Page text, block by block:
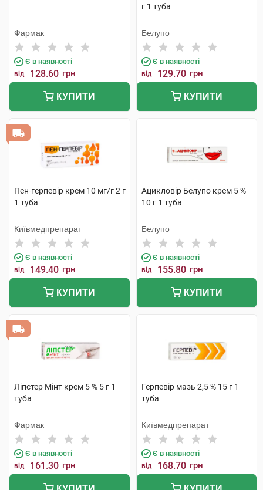
Фармак
Є в наявності
від 128.60 грн
КУПИТИ
г 1 туба
Белупо
Є в наявності
від 129.70 грн
КУПИТИ
Пен-герпевір крем 10 мг/г 2 г
1 туба
Київмедпрепарат
Є в наявності
від 149.40 грн
КУПИТИ
Ацикловір Белупо крем 5 %
10 г 1 туба
Белупо
Є в наявності
від 155.80 грн
КУПИТИ
Ліпстер Мінт крем 5 % 5 г 1
туба
Фармак
Є в наявності
від 161.30 грн
Герпевір мазь 2,5 % 15 г 1
туба
Київмедпрепарат
Є в наявності
від 168.70 грн